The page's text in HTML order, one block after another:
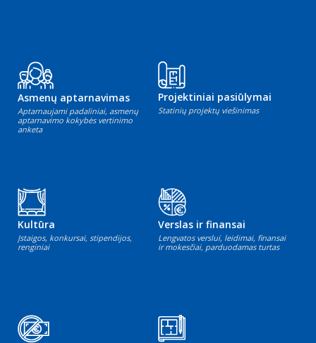
Asmenų aptarnavimas
Aptarnaujami padaliniai, asmenų
aptarnavimo kokybės vertinimo
anketa
Projektiniai pasiūlymai
Statinių projektų viešinimas
Kultūra
Įstaigos, konkursai, stipendijos,
renginiai
Verslas ir finansai
Lengvatos verslui, leidimai, finansai
ir mokesčiai, parduodamas turtas